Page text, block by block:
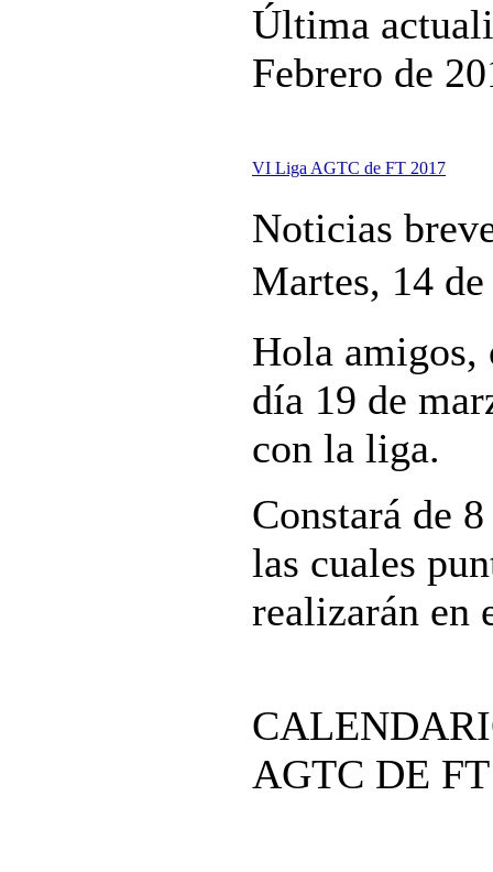
Última
Febrero de
VI Liga AGTC de FT 2017
Noticias
Martes, 14
Hola
día 19 de
con la liga.
Constará de
las cuales
realizarán en
AGTC DE